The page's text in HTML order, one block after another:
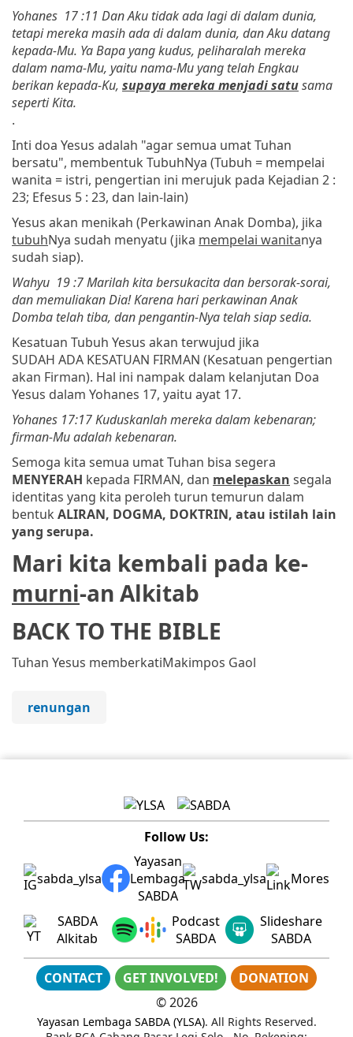
Yohanes 17 :11 Dan Aku tidak ada lagi di dalam dunia,
tetapi mereka masih ada di dalam dunia, dan Aku datang
kepada-Mu. Ya Bapa yang kudus, peliharalah mereka
dalam nama-Mu, yaitu nama-Mu yang telah Engkau
berikan kepada-Ku, supaya mereka menjadi satusama
seperti Kita.
.
Inti doa Yesus adalah "agar semua umat Tuhan
bersatu", membentuk TubuhNya (Tubuh = mempelai
wanita = istri, pengertian ini merujuk pada Kejadian 2 :
23; Efesus 5 : 23, dan lain-lain)
Yesus akan menikah (Perkawinan Anak Domba), jika
tubuhNya sudah menyatu (jika mempelai wanitanya
sudah siap).
Wahyu 19 :7 Marilah kita bersukacita dan bersorak-sorai,
dan memuliakan Dia! Karena hari perkawinan Anak
Domba telah tiba, dan pengantin-Nya telah siap sedia.
Kesatuan Tubuh Yesus akan terwujud jika
SUDAH ADA KESATUAN FIRMAN (Kesatuan pengertian
akan Firman). Hal ini nampak dalam kelanjutan Doa
Yesus dalam Yohanes 17, yaitu ayat 17.
Yohanes 17:17 Kuduskanlah mereka dalam kebenaran;
firman-Mu adalah kebenaran.
Semoga kita semua umat Tuhan bisa segera
MENYERAH kepada FIRMAN, dan melepaskan segala
identitas yang kita peroleh turun temurun dalam
bentuk ALIRAN, DOGMA, DOKTRIN, atau istilah lain
yang serupa.
Mari kita kembali pada ke-
murni-an Alkitab
BACK TO THE BIBLE
Tuhan Yesus memberkatiMakimpos Gaol
renungan
Follow Us:
sabda_ylsa
Yayasan
Lembaga
SABDA
sabda_ylsa Mores
SABDA
Alkitab
Podcast
SABDA
Slideshare
SABDA
CONTACT GET INVOLVED!
DONATION
©2026
Yayasan Lembaga SABDA (YLSA). All Rights Reserved.